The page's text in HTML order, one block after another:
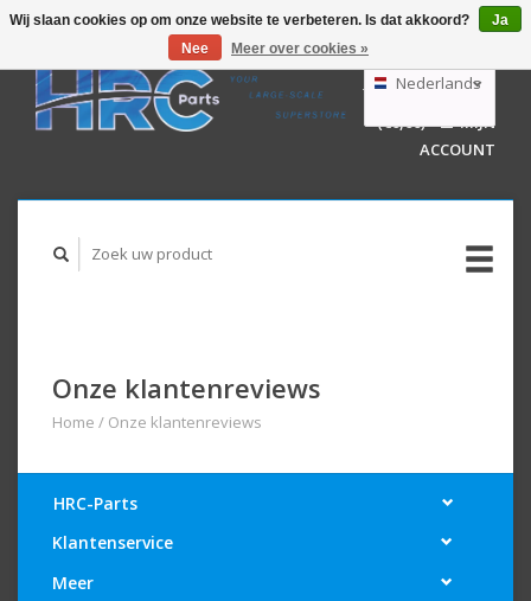
GBP
AUD
Nederlands
Deutsch
English
WINKELWAGEN
(€0,00)
MIJN
ACCOUNT
Onze klantenreviews
Home / Onze klantenreviews
HRC-Parts
Klantenservice
Meer
Wij slaan cookies op om onze website te verbeteren. Is dat akkoord?
Ja
Nee
Meer over cookies »